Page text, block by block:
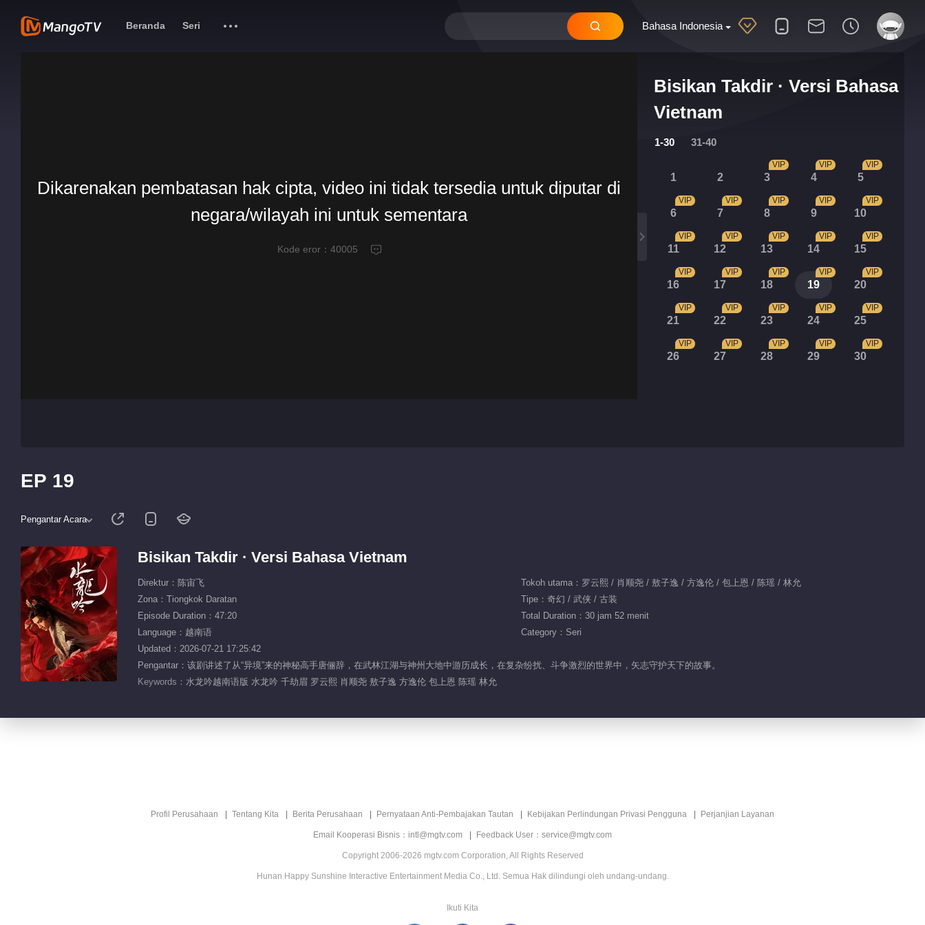
Bahasa Indonesia
Beranda Seri
Bisikan Takdir · Versi Bahasa
Vietnam
1-30 31-40
1 2 3
VIP
4
VIP
5
VIP
6
VIP
7
VIP
8
VIP
9
VIP
10
VIP
11
VIP
12
VIP
13
VIP
14
VIP
15
VIP
16
VIP
17
VIP
18
VIP
19
VIP
20
VIP
21
VIP
22
VIP
23
VIP
24
VIP
25
VIP
26
VIP
27
VIP
28
VIP
29
VIP
30
VIP
Dikarenakan pembatasan hak cipta, video ini tidak tersedia untuk diputar di
negara/wilayah ini untuk sementara
Kode eror： 40005
EP 19
Pengantar Acara
Bisikan Takdir · Versi Bahasa Vietnam
Direktur：陈宙飞
Tokoh utama：罗云熙 / 肖顺尧 / 敖子逸 / 方逸伦 / 包上恩 / 陈瑶 / 林允
Zona：Tiongkok Daratan
Tipe：奇幻 / 武侠 / 古装
Episode Duration：47:20
Total Duration：30 jam 52 menit
Language：越南语
Category：Seri
Updated：2026-07-21 17:25:42
Pengantar：该剧讲述了从“异境”来的神秘高手唐俪辞，在武林江湖与神州大地中游历成长，在复杂纷扰、斗争激烈的世界中，矢志守护天下的故事。
Keywords： 水龙吟越南语版 水龙吟 千劫眉 罗云熙 肖顺尧 敖子逸 方逸伦 包上恩 陈瑶 林允
Profil Perusahaan Tentang Kita Berita Perusahaan Pernyataan Anti-Pembajakan Tautan Kebijakan Perlindungan Privasi Pengguna Perjanjian Layanan
Email Kooperasi Bisnis：intl@mgtv.com Feedback User：service@mgtv.com
Copyright 2006-2026 mgtv.com Corporation, All Rights Reserved
Hunan Happy Sunshine Interactive Entertainment Media Co., Ltd. Semua Hak dilindungi oleh undang-undang.
Ikuti Kita